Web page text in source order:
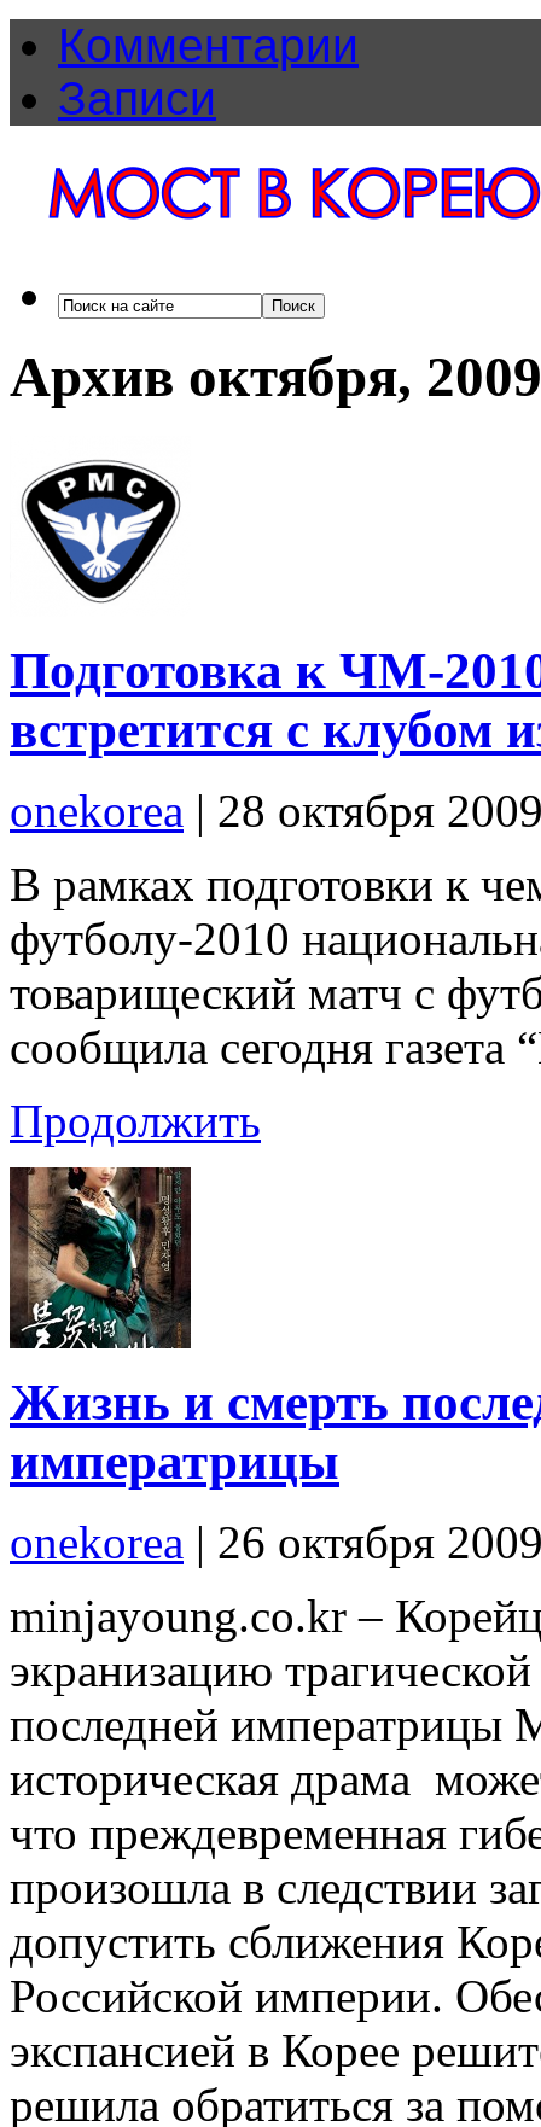
Комментарии
Записи
Архив октября, 2009
Подготовка к ЧМ-
встретится с клубом
onekorea | 28 октября
В рамках подготовки к
футболу-2010
товарищеский матч с
сообщила сегодня газета
Продолжить
Жизнь и смерть
императрицы
onekorea | 26 октября
minjayoung.co.kr –
экранизацию
последней императрицы
историческая драма
что преждевременная
произошла в следствии
допустить сближения
Российской империи.
экспансией в Корее
решила обратиться за